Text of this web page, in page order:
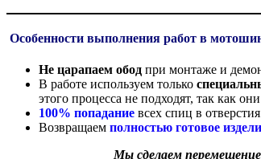
Особенности выполнения работ в
Не царапаем обод при монтаже и
В работе используем только
этого процесса не подходят, так как
100% попадание всех спиц в
Возвращаем полностью готовое
Мы сделаем